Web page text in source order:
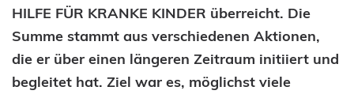
HILFE FÜR KRANKE KINDER überreicht. Die
Summe stammt aus verschiedenen Aktionen,
die er über einen längeren Zeitraum initiiert und
begleitet hat. Ziel war es, möglichst viele